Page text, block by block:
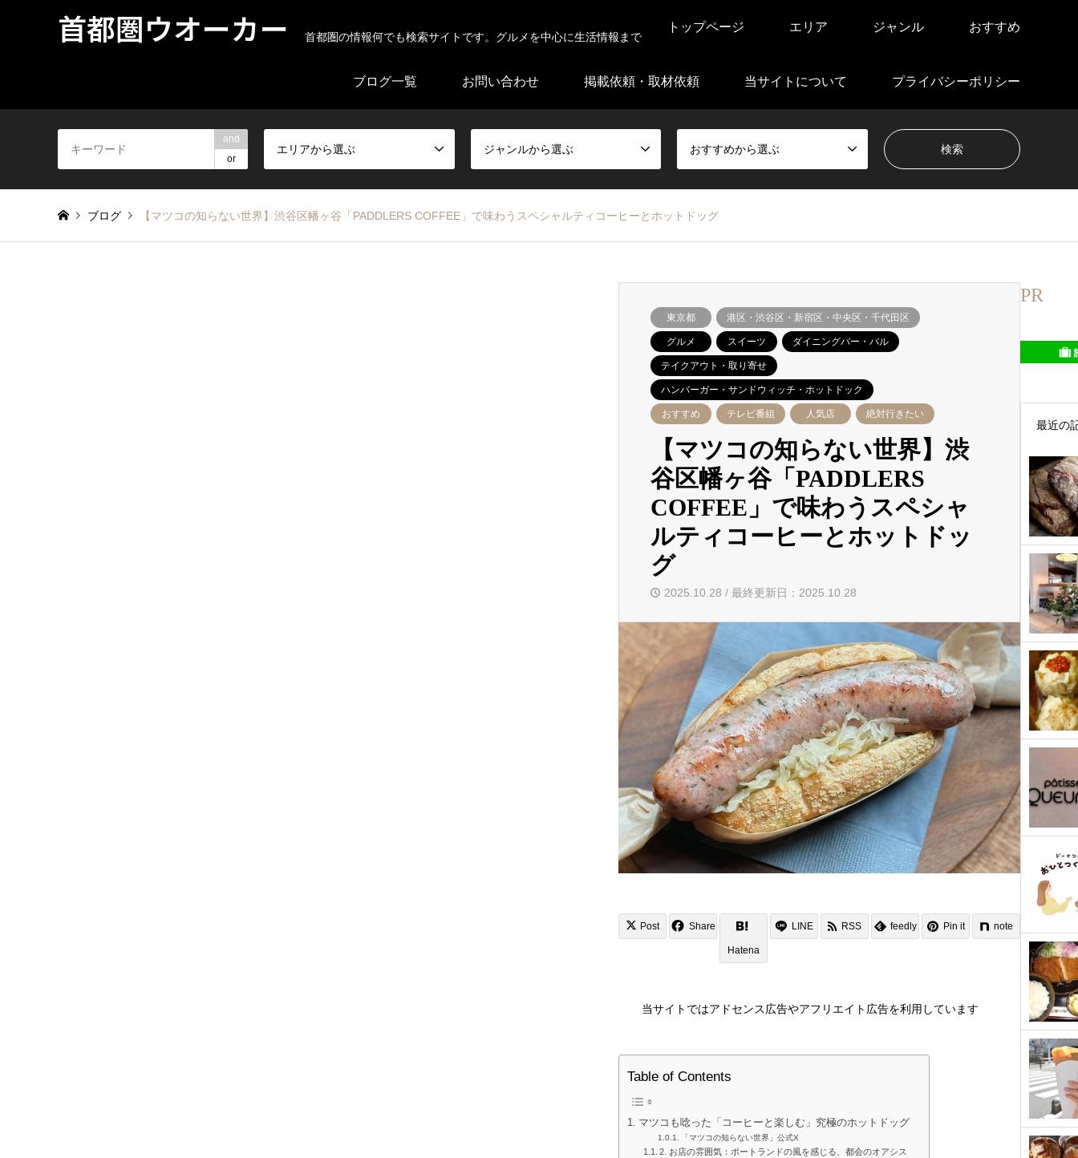
首都圏ウオーカー 首都圏の情報何でも検索サイトです。グルメを中心に生活情報まで
トップページ エリア ジャンル おすすめ
ブログ一覧 お問い合わせ 掲載依頼・取材依頼 当サイトについて プライバシーポリシー
and
or
エリアから選ぶ ジャンルから選ぶ おすすめから選ぶ
ブログ 【マツコの知らない世界】渋谷区幡ヶ谷「PADDLERS COFFEE」で味わうスペシャルティコーヒーとホットドッグ
東京都 港区・渋谷区・新宿区・中央区・千代田区
グルメ スイーツ ダイニングバー・バル
テイクアウト・取り寄せ
ハンバーガー・サンドウィッチ・ホットドック
おすすめ テレビ番組 人気店 絶対行きたい
【マツコの知らない世界】渋
谷区幡ヶ谷「PADDLERS
COFFEE」で味わうスペシャ
ルティコーヒーとホットドッ
グ
2025.10.28 / 最終更新日：2025.10.28
Post Share
Hatena
LINE RSS feedly Pin it note
当サイトではアドセンス広告やアフリエイト広告を利用しています
Table of Contents
マツコも唸った「コーヒーと楽しむ」究極のホットドッグ
「マツコの知らない世界」公式X
2. お店の雰囲気：ポートランドの風を感じる、都会のオアシス
PR
最近の